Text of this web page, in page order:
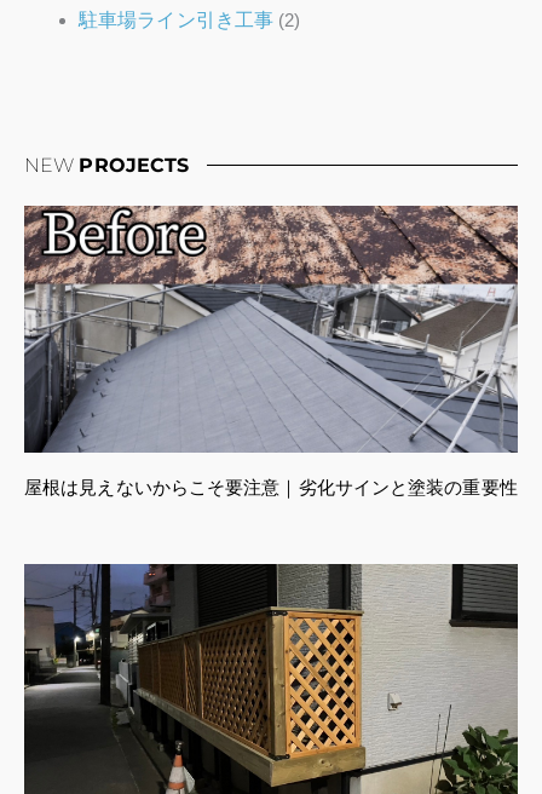
駐車場ライン引き工事 (2)
NEW PROJECTS
屋根は見えないからこそ要注意｜劣化サインと塗装の重要性